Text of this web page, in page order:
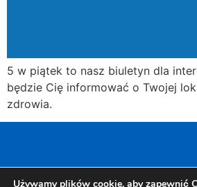
5 w piątek to nasz biuletyn dla
będzie Cię informować o Twojej
zdrowia.
Używamy plików cookie, aby zapewnić